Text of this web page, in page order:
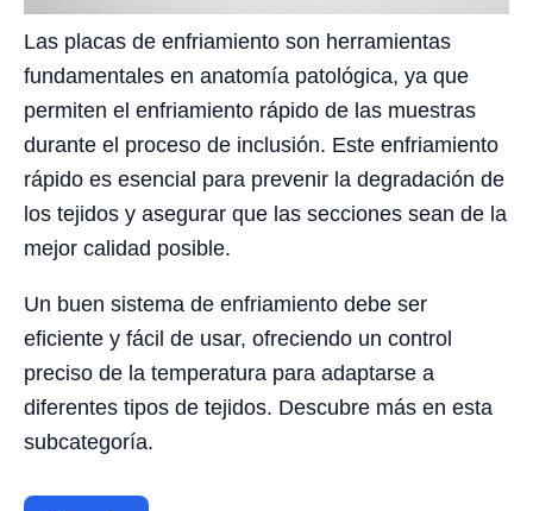
Las placas de enfriamiento son herramientas
fundamentales en anatomía patológica, ya que
permiten el enfriamiento rápido de las muestras
durante el proceso de inclusión. Este enfriamiento
rápido es esencial para prevenir la degradación de
los tejidos y asegurar que las secciones sean de la
mejor calidad posible.
Un buen sistema de enfriamiento debe ser
eficiente y fácil de usar, ofreciendo un control
preciso de la temperatura para adaptarse a
diferentes tipos de tejidos. Descubre más en esta
subcategoría.